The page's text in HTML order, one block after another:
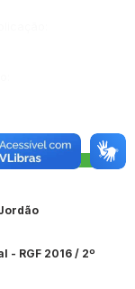
- RGF 2016 / 2º